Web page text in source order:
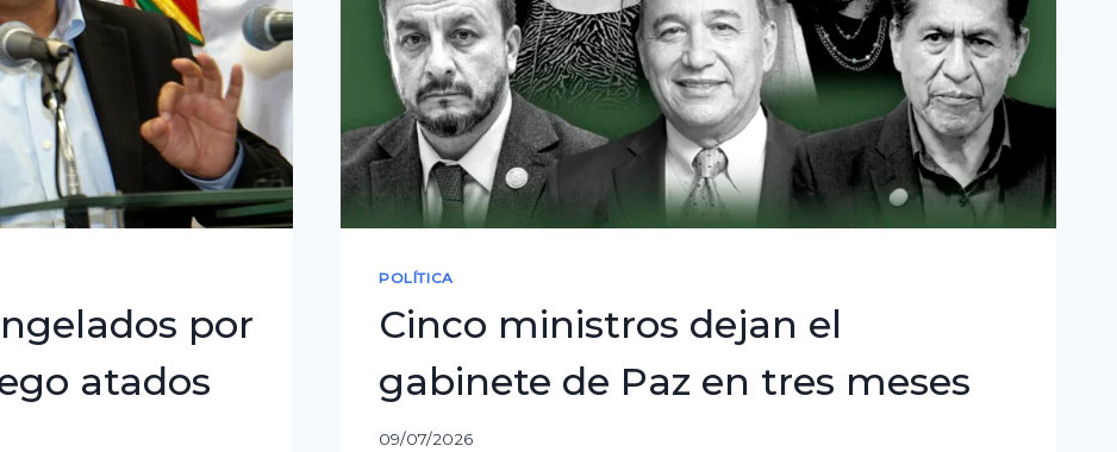
por
atados
POLÍTICA
Cinco ministros dejan el
gabinete de Paz en tres meses
09/07/2026